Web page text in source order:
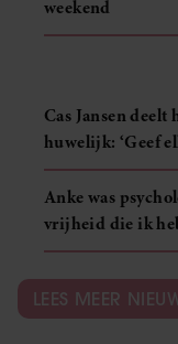
weekend
Cas Jansen
huwelijk: ‘Geef
Anke was
vrijheid die ik
LEES MEER